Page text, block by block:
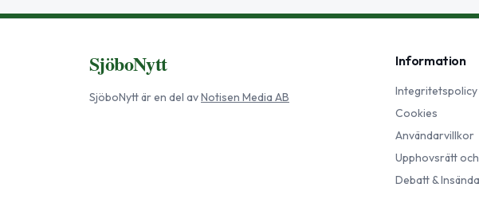
SjöboNytt
SjöboNyttär en del avNotisen Media AB
Information
Integritetspolicy
Cookies
Användarvillkor
Upphovsrätt och
Debatt &